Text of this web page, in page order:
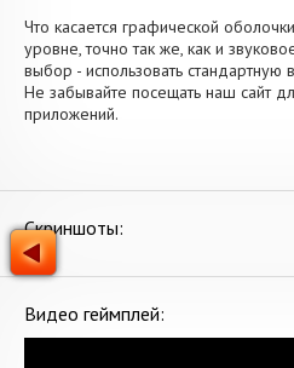
Что касается графической
уровне, точно так же, как и
выбор - использовать
Не забывайте посещать наш сайт
приложений.
Скриншоты:
Видео геймплей: